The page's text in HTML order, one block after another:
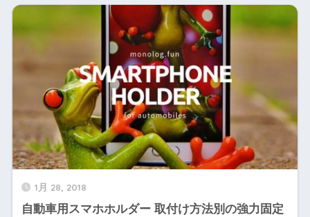
1月 28, 2018
自動車用スマホホルダー 取付け方法別の強力固定